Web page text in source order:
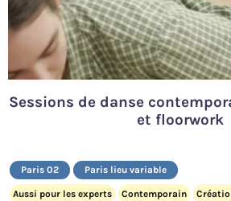
Sessions de danse
et floorwork
Paris 02 Paris lieu variable
Aussi pour les experts Contemporain